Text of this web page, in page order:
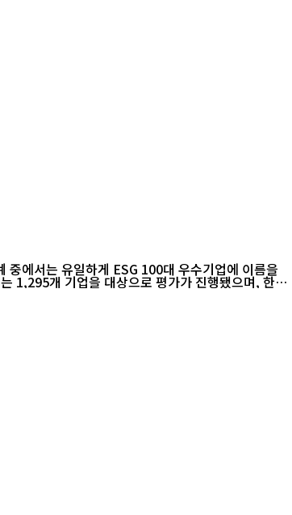
에서는 유일하게 ESG 100대 우수기업에 이름을